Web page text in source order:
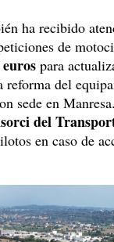
ha recibido
de
para
del
sede en
del
en caso de